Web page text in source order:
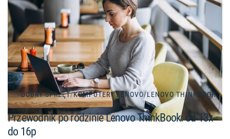
DOBRY SPRZĘT/KOMPUTERY LENOVO/LENOVO THINKBOOK
Przewodnik po rodzinie Lenovo ThinkBook: od 13x
do 16p